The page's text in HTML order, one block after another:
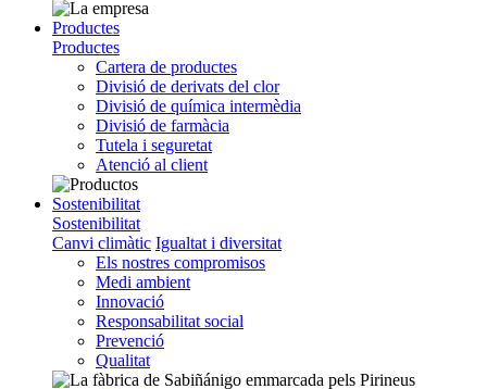
Productes
Productes
Cartera de productes
Divisió de derivats del clor
Divisió de química intermèdia
Divisió de farmàcia
Tutela i seguretat
Atenció al client
Sostenibilitat
Sostenibilitat
Canvi climàtic Igualtat i diversitat
Els nostres compromisos
Medi ambient
Innovació
Responsabilitat social
Prevenció
Qualitat